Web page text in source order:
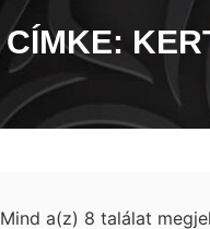
CÍMKE:
Mind a(z) 8 találat